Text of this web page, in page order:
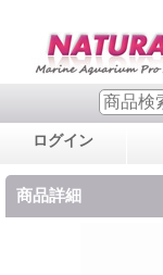
ログイン
商品詳細